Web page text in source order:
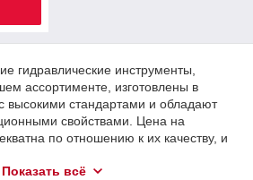
гидравлические инструменты,
ассортименте, изготовлены в
высокими стандартами и обладают
свойствами. Цена на
по отношению к их качеству, и
и некоторых азиатских
Показать всё